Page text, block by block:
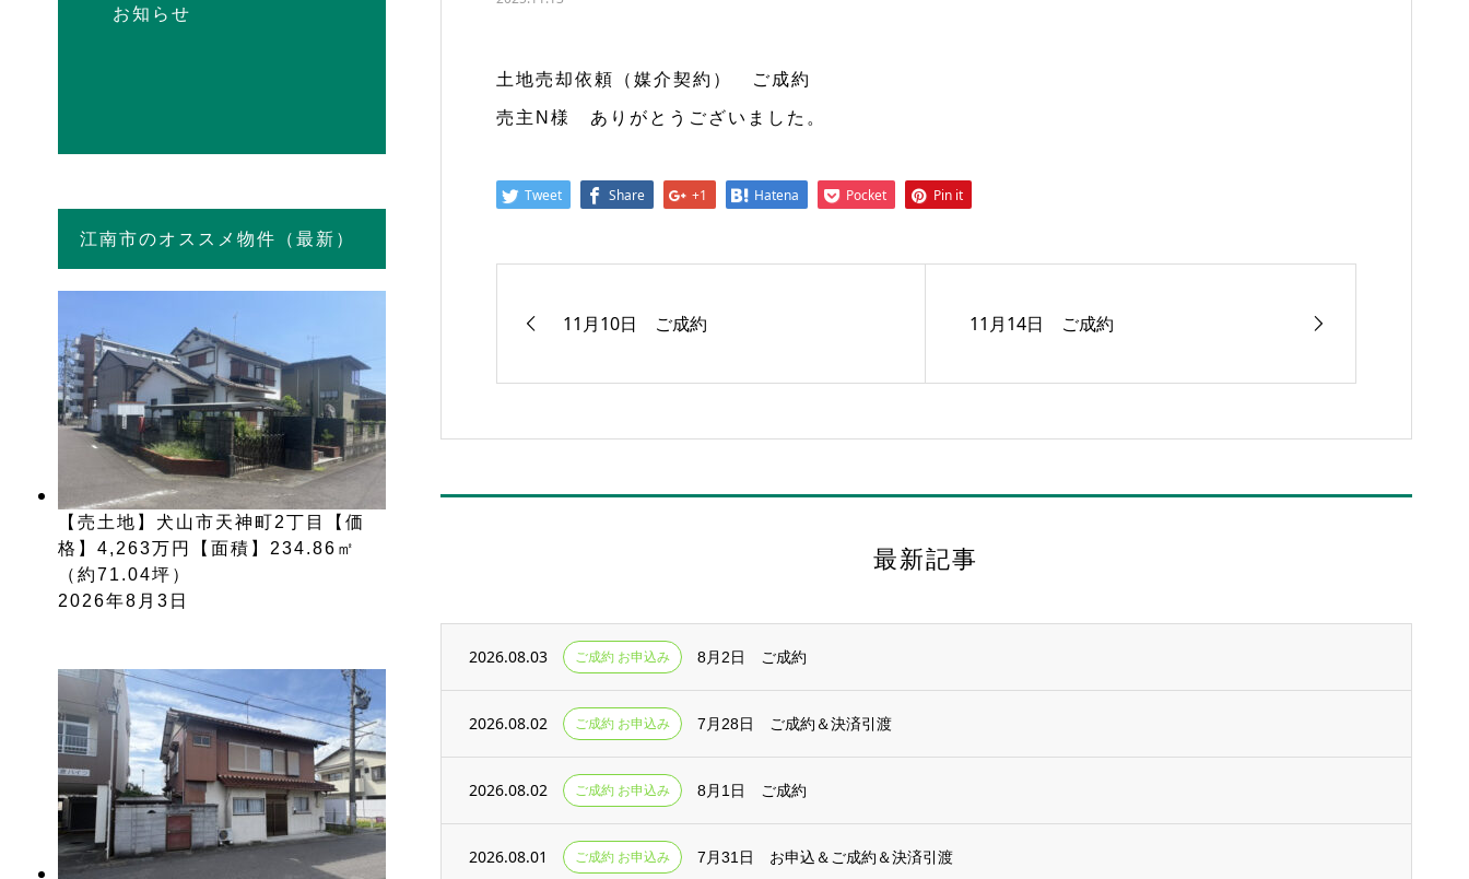
お知らせ
土地売却依頼（媒介契約） ご成約
売主N様 ありがとうございました。
Tweet Share +1 Hatena Pocket Pin it
11月10日 ご成約 11月14日 ご成約
最新記事
2026.08.03 ご成約 お申込み 8月2日 ご成約
2026.08.02 ご成約 お申込み 7月28日 ご成約＆決済引渡
2026.08.02 ご成約 お申込み 8月1日 ご成約
2026.08.01 ご成約 お申込み 7月31日 お申込＆ご成約＆決済引渡
江南市のオススメ物件（最新）
【売土地】犬山市天神町2丁目【価
格】4,263万円【面積】234.86㎡
（約71.04坪）
2026年8月3日